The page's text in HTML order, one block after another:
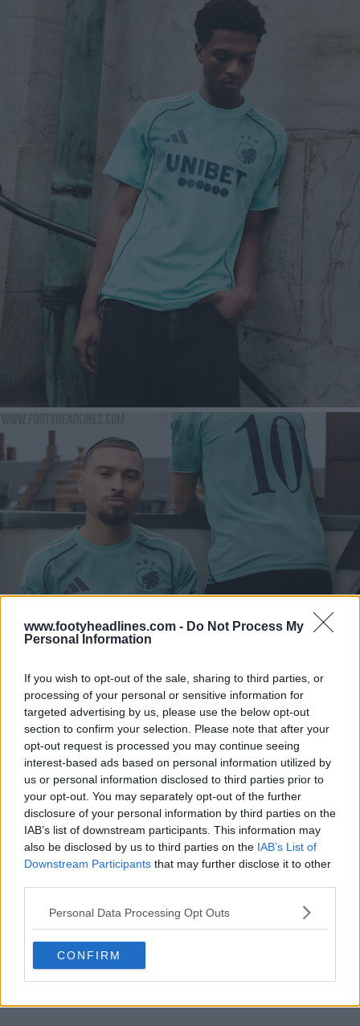
www.footyheadlines.com - Do Not Process My
Personal Information
If you wish to opt-out of the sale, sharing to third parties, or
processing of your personal or sensitive information for
targeted advertising by us, please use the below opt-out
section to confirm your selection. Please note that after your
opt-out request is processed you may continue seeing
interest-based ads based on personal information utilized by
us or personal information disclosed to third parties prior to
your opt-out. You may separately opt-out of the further
disclosure of your personal information by third parties on the
IAB’s list of downstream participants. This information may
also be disclosed by us to third parties on the IAB’s List of
Downstream Participants that may further disclose it to other
Personal Data Processing Opt Outs
CONFIRM
Fabricado pela Adidas. Gostas da terceira camisa do FC
Copenhagen? Dá a tua opinião nos comentários abaixo
do artigo e dá uma olhadela na Visão Geral da Camisa
25-26 para mais informações sobre a camisa de futebol
Mostrar Comentários
adidas Danish Superliga